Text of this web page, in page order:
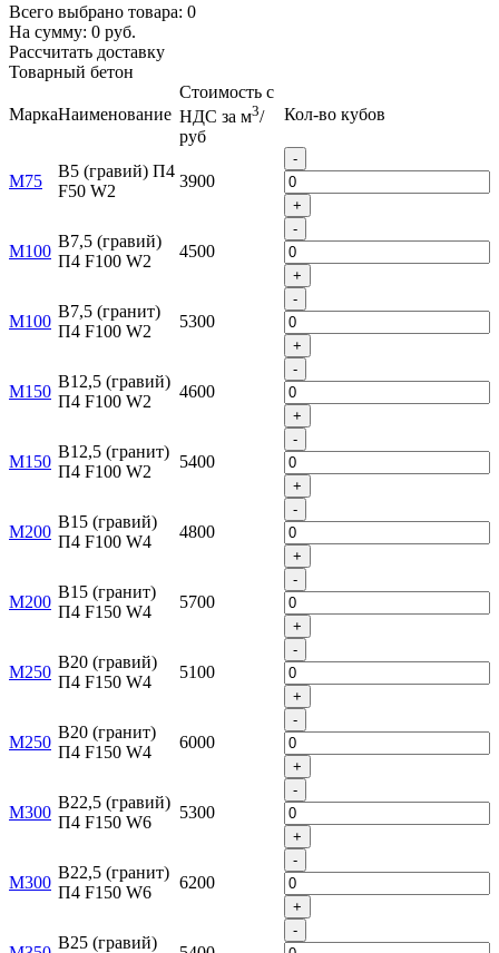
Всего выбрано товара: 0
На сумму: 0 руб.
Рассчитать доставку
Товарный бетон
МаркаНаименование
Стоимость с
НДС за м3/
руб
Кол-во кубов
М75
B5 (гравий) П4
F50 W2
3900
-
+
М100
B7,5 (гравий)
П4 F100 W2
4500
-
+
М100
B7,5 (гранит)
П4 F100 W2
5300
-
+
М150
B12,5 (гравий)
П4 F100 W2
4600
-
+
М150
B12,5 (гранит)
П4 F100 W2
5400
-
+
М200
B15 (гравий)
П4 F100 W4
4800
-
+
М200
B15 (гранит)
П4 F150 W4
5700
-
+
М250
B20 (гравий)
П4 F150 W4
5100
-
+
М250
B20 (гранит)
П4 F150 W4
6000
-
+
М300
B22,5 (гравий)
П4 F150 W6
5300
-
+
М300
B22,5 (гранит)
П4 F150 W6
6200
-
+
B25 (гравий)
-